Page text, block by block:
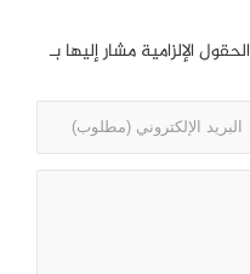
الحقول الإلزامية مشار إليها بـ